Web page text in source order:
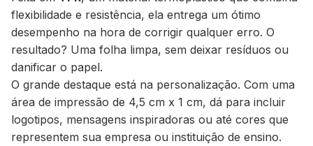
flexibilidade e resistência, ela entrega um ótimo
desempenho na hora de corrigir qualquer erro. O
resultado? Uma folha limpa, sem deixar resíduos ou
danificar o papel.
O grande destaque está na personalização. Com uma
área de impressão de 4,5 cm x 1 cm, dá para incluir
logotipos, mensagens inspiradoras ou até cores que
representem sua empresa ou instituição de ensino.